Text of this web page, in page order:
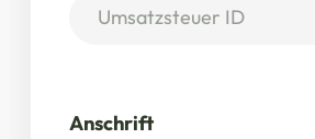
Anschrift